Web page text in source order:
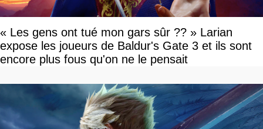
« Les gens ont tué mon gars sûr ?? » Larian
expose les joueurs de Baldur's Gate 3 et ils sont
encore plus fous qu'on ne le pensait